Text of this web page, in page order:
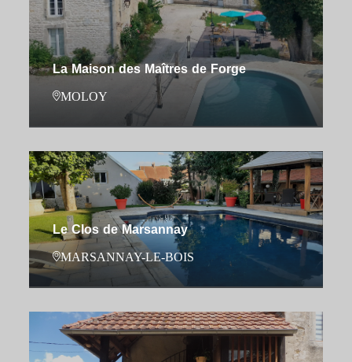
La Maison des Maîtres de Forge
MOLOY
Le Clos de Marsannay
MARSANNAY-LE-BOIS